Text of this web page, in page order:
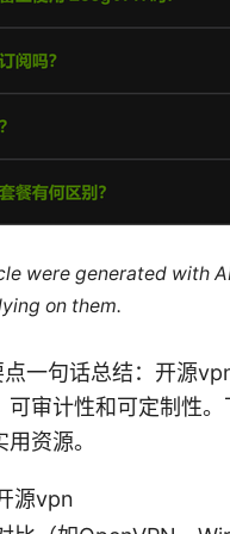
were generated with
on them.
一句话总结：开源
可审计性和可定制性
资源。
源vpn